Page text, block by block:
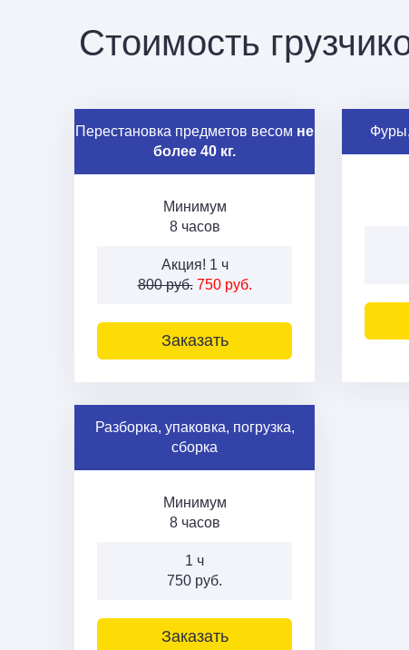
Стоимость
Перестановка предметов весом не
более 40 кг.
Минимум
8 часов
Акция! 1 ч
800 руб. 750 руб.
Заказать
Разборка, упаковка, погрузка,
сборка
Минимум
8 часов
1 ч
750 руб.
Заказать